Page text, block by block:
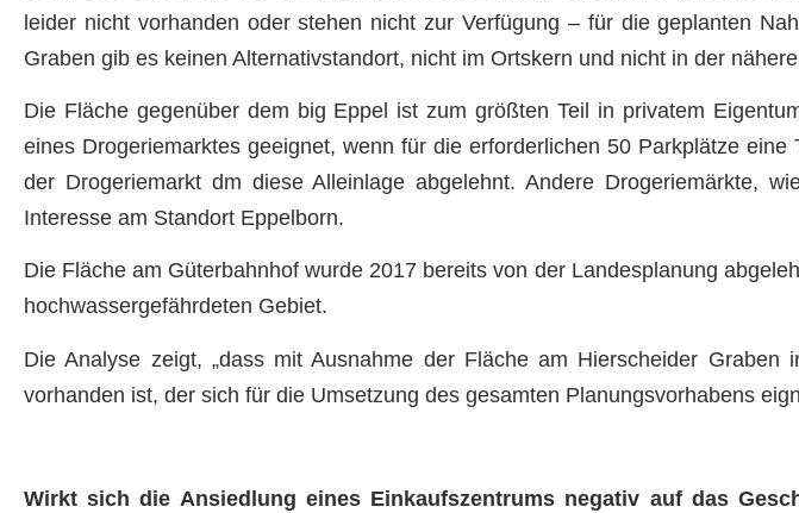
leider nicht vorhanden oder stehen nicht zur Verfügung – für die geplanten
Graben gib es keinen Alternativstandort, nicht im Ortskern und nicht in der
Die Fläche gegenüber dem big Eppel ist zum größten Teil in privatem
eines Drogeriemarktes geeignet, wenn für die erforderlichen 50 Parkplätze
der Drogeriemarkt dm diese Alleinlage abgelehnt. Andere Drogeriemärkte,
Interesse am Standort Eppelborn.
Die Fläche am Güterbahnhof wurde 2017 bereits von der Landesplanung
hochwassergefährdeten Gebiet.
Die Analyse zeigt, „dass mit Ausnahme der Fläche am Hierscheider Graben
vorhanden ist, der sich für die Umsetzung des gesamten Planungsvorhabens
Wirkt sich die Ansiedlung eines Einkaufszentrums negativ auf das